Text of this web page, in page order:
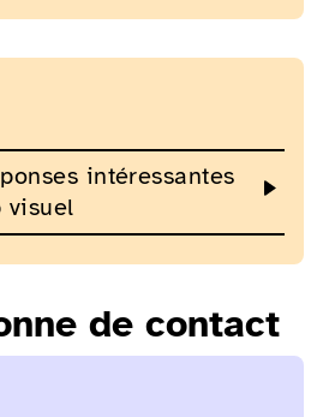
intéressantes
visuel
de contact